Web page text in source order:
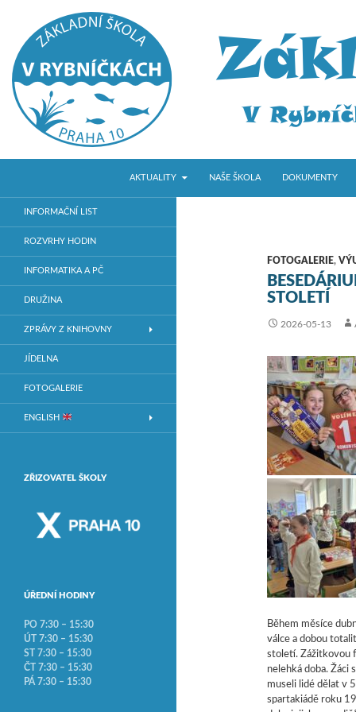
ZŠ V RybníčkáchAKTUALITY
NAŠE ŠKOLA DOKUMENTY
FOTOGALERIE,
STOLETÍ
2026-05-13
Během měsíce
válce a dobou
století. Zážitkovou
nelehká doba. Žáci
museli lidé dělat v
spartakiádě roku
Základní škola v Praze 10
INFORMAČNÍ LIST
ROZVRHY HODIN
INFORMATIKA A PČ
DRUŽINA
ZPRÁVY Z KNIHOVNY
JÍDELNA
FOTOGALERIE
ENGLISH
ZŘIZOVATEL ŠKOLY
ÚŘEDNÍ HODINY
PO 7:30 – 15:30
ÚT 7:30 – 15:30
ST 7:30 – 15:30
ČT 7:30 – 15:30
PÁ 7:30 – 15:30